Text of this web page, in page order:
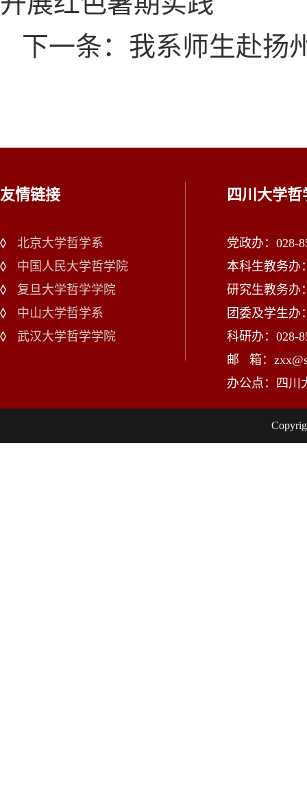
下一条：我系师生赴扬
友情链接
北京大学哲学系
中国人民大学哲学院
复旦大学哲学学院
中山大学哲学系
武汉大学哲学学院
四川大学哲
党政办：028-
本科生教务办
研究生教务办
团委及学生办
科研办：028-
邮 箱：
办公点：四川